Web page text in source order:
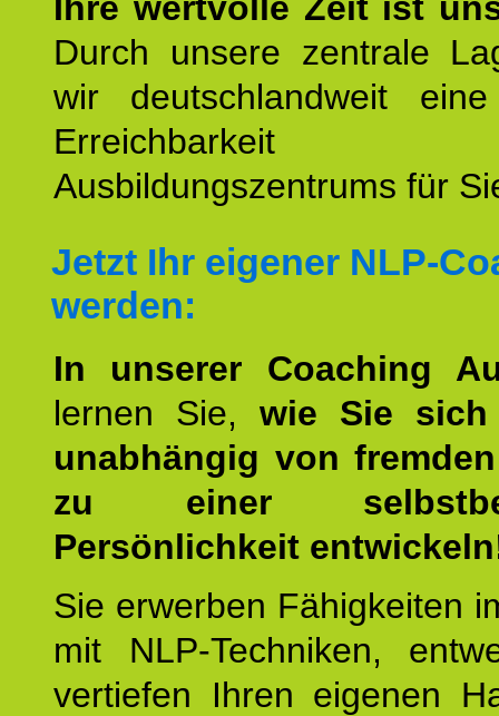
Durch unsere zentrale
wir deutschlandweit
Erreichbarkeit
Ausbildungszentrums für
Jetzt Ihr eigener NLP-
werden:
In unserer Coaching
lernen Sie, wie Sie
unabhängig von
zu einer
Persönlichkeit
Sie erwerben Fähigkeiten
mit NLP-Techniken,
vertiefen Ihren eigenen